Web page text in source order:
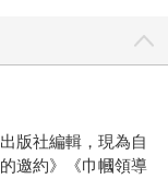
版社編輯，現為自
邀約》《巾幗領導